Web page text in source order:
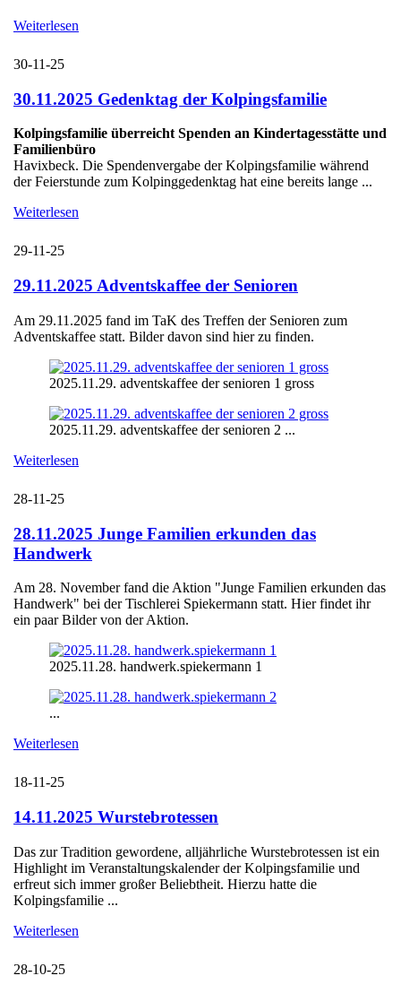
Weiterlesen
30-11-25
30.11.2025 Gedenktag der Kolpingsfamilie
Kolpingsfamilie überreicht Spenden an Kindertagesstätte und
Familienbüro
Havixbeck. Die Spendenvergabe der Kolpingsfamilie während
der Feierstunde zum Kolpinggedenktag hat eine bereits lange ...
Weiterlesen
29-11-25
29.11.2025 Adventskaffee der Senioren
Am 29.11.2025 fand im TaK des Treffen der Senioren zum
Adventskaffee statt. Bilder davon sind hier zu finden.
2025.11.29. adventskaffee der senioren 1 gross
2025.11.29. adventskaffee der senioren 2 ...
Weiterlesen
28-11-25
28.11.2025 Junge Familien erkunden das
Handwerk
Am 28. November fand die Aktion "Junge Familien erkunden das
Handwerk" bei der Tischlerei Spiekermann statt. Hier findet ihr
ein paar Bilder von der Aktion.
2025.11.28. handwerk.spiekermann 1
...
Weiterlesen
18-11-25
14.11.2025 Wurstebrotessen
Das zur Tradition gewordene, alljährliche Wurstebrotessen ist ein
Highlight im Veranstaltungskalender der Kolpingsfamilie und
erfreut sich immer großer Beliebtheit. Hierzu hatte die
Kolpingsfamilie ...
Weiterlesen
28-10-25